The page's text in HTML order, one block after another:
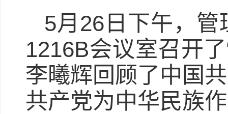
5月26日下午，
1216B会议室召开
李曦辉回顾了中国
共产党为中华民族